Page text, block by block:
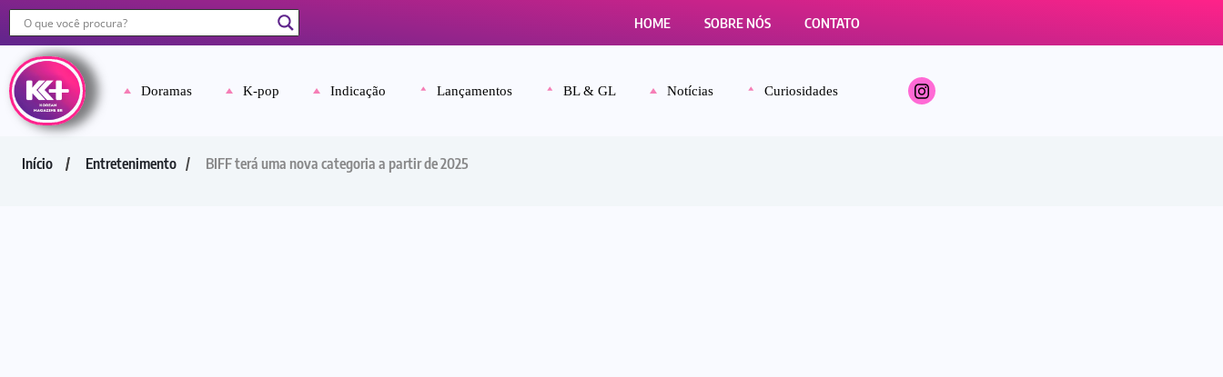
HOME SOBRE NÓS CONTATO
Doramas K-pop Indicação Lançamentos BL & GL Notícias Curiosidades
Início Entretenimento BIFF terá uma nova categoria a partir de 2025